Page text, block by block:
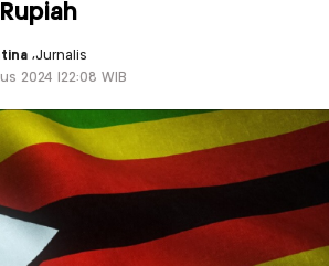
,Jurnalis
2024 |22:08 WIB